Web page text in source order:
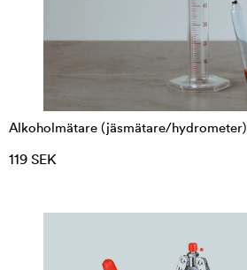
Alkoholmätare (jäsmätare/hydrometer)
119 SEK